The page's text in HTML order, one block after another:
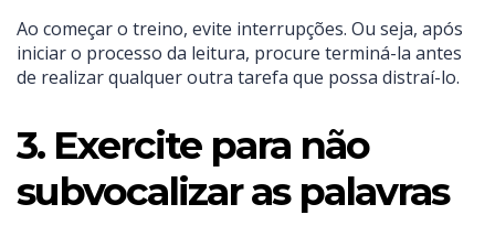
Ao começar o treino, evite interrupções. Ou seja, após
iniciar o processo da leitura, procure terminá-la antes
de realizar qualquer outra tarefa que possa distraí-lo.
3. Exercite para não
subvocalizar as palavras